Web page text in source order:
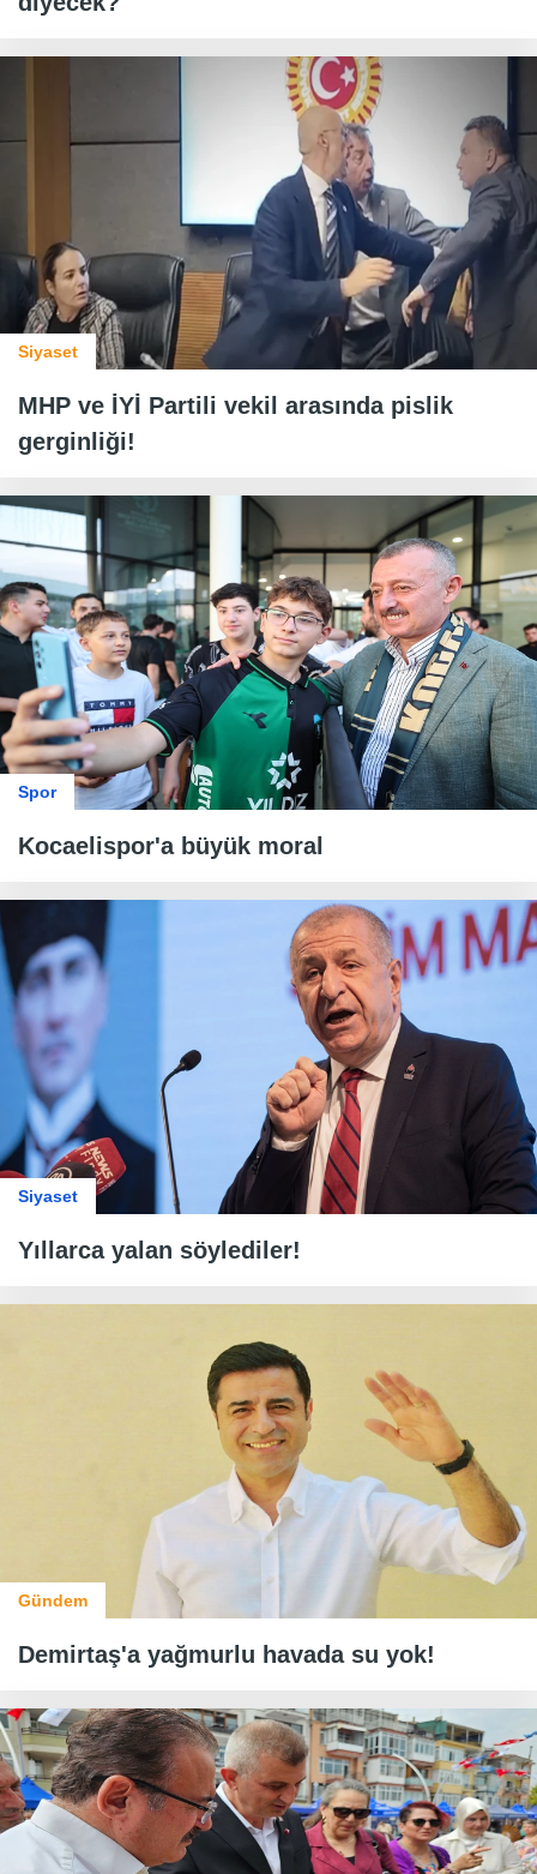
Siyaset
MHP ve İYİ Partili vekil arasında pislik
gerginliği!
Spor
Kocaelispor'a büyük moral
Siyaset
Yıllarca yalan söylediler!
Gündem
Demirtaş'a yağmurlu havada su yok!